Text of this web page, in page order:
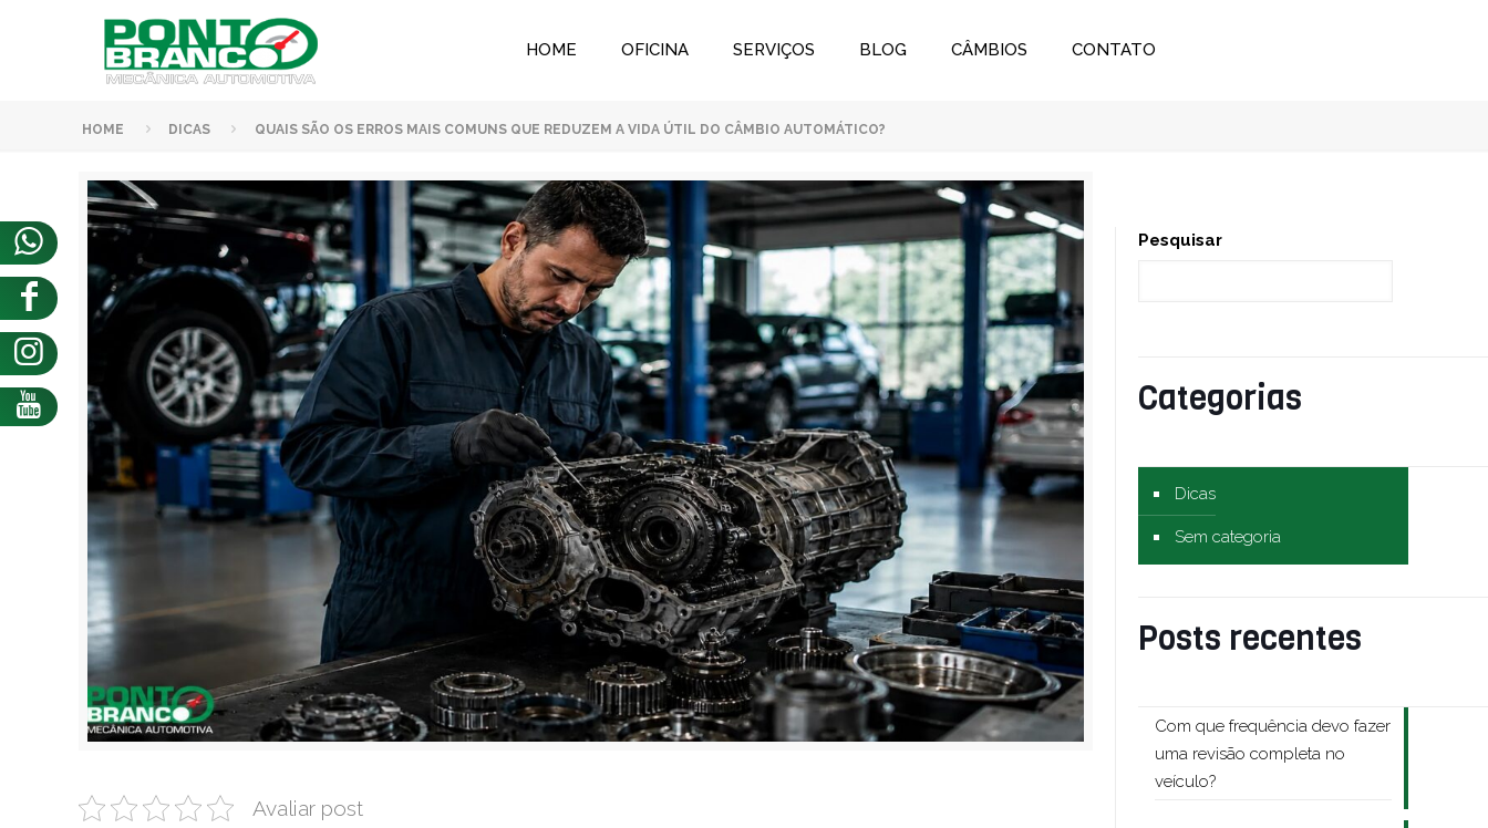
HOME OFICINA SERVIÇOS BLOG CÂMBIOS CONTATO
HOME DICAS QUAIS SÃO OS ERROS MAIS COMUNS QUE REDUZEM A VIDA ÚTIL DO CÂMBIO AUTOMÁTICO?
Avaliar post
Pesquisar
Categorias
Dicas
Sem categoria
Posts recentes
Com que frequência devo fazer
uma revisão completa no
veículo?